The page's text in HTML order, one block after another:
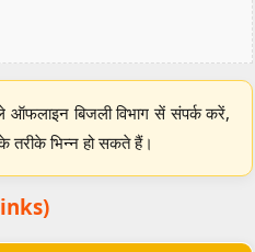
बिजली विभाग सें संपर्क करें,
भिन्न हो सकते हैं।